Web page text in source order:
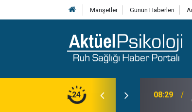
Manşetler Günün Haberleri
24
10:30